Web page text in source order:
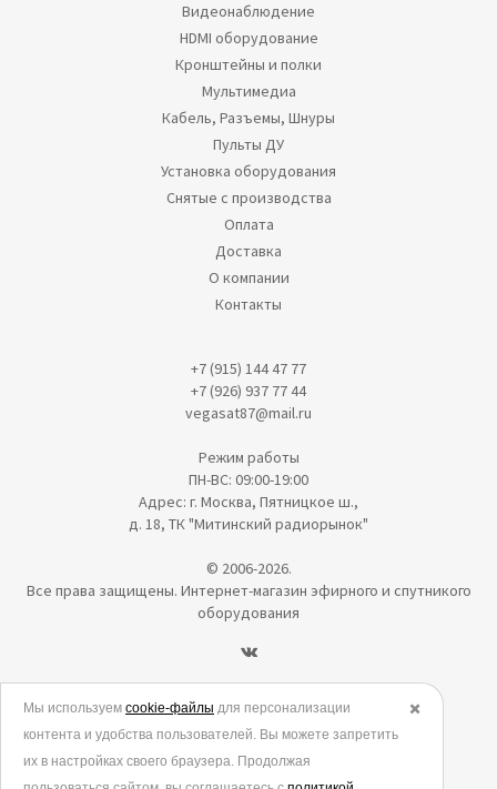
Видеонаблюдение
HDMI оборудование
Кронштейны и полки
Мультимедиа
Кабель, Разъемы, Шнуры
Пульты ДУ
Установка оборудования
Снятые с производства
Оплата
Доставка
О компании
Контакты
+7 (915) 144 47 77
+7 (926) 937 77 44
vegasat87@mail.ru
Режим работы
ПН-ВС: 09:00-19:00
Адрес: г. Москва, Пятницкое ш.,
д. 18, ТК "Митинский радиорынок"
© 2006-2026.
Все права защищены. Интернет-магазин эфирного и спутникого
оборудования
Политика в отношении обработки персональных данных
Согласие на обработку персональных данных
Согласие на обработку данных метрическими программами
✖️
Мы используем cookie-файлы для персонализации
контента и удобства пользователей. Вы можете запретить
их в настройках своего браузера. Продолжая